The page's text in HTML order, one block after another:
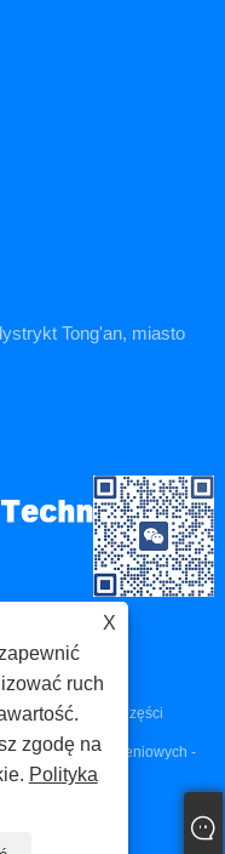
Tong'an, miasto
Co., Ltd - Części
do odlewów ciśnieniowych -
X
ruch
zgodę na
Polityka